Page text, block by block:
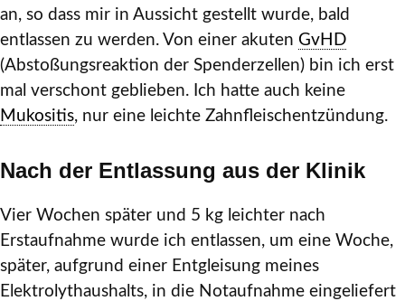
an, so dass mir in Aussicht gestellt wurde, bald
entlassen zu werden. Von einer akuten GvHD
(Abstoßungsreaktion der Spenderzellen) bin ich erst
mal verschont geblieben. Ich hatte auch keine
Mukositis, nur eine leichte Zahnfleischentzündung.
Nach der Entlassung aus der Klinik
Vier Wochen später und 5 kg leichter nach
Erstaufnahme wurde ich entlassen, um eine Woche,
später, aufgrund einer Entgleisung meines
Elektrolythaushalts, in die Notaufnahme eingeliefert